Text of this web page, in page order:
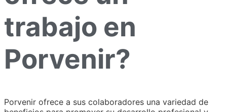
trabajo en
Porvenir?
Porvenir ofrece a sus colaboradores una variedad de